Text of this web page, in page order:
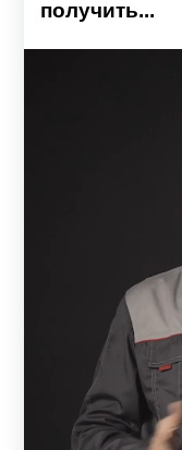
получить...